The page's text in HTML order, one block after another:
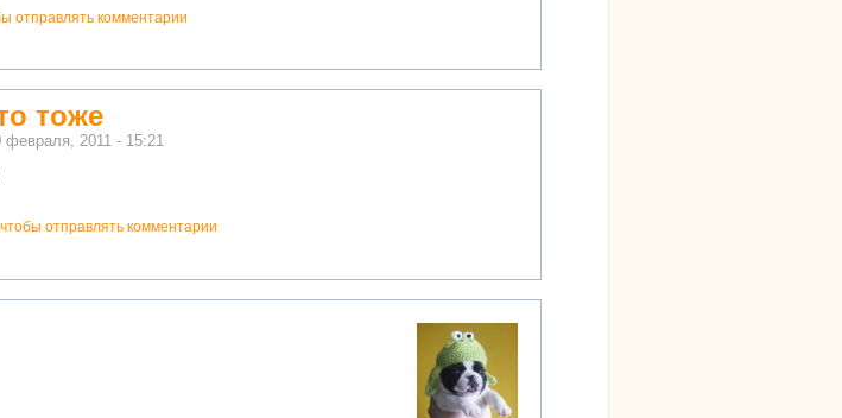
отправлять комментарии
тоже
февраля, 2011 - 15:21
отправлять комментарии